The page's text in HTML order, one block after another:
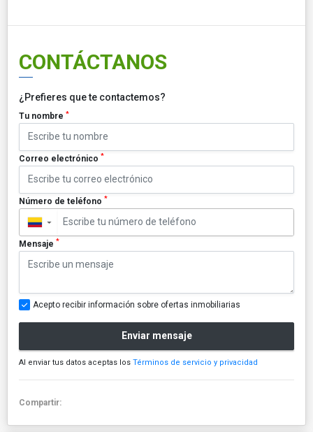
CONTÁCTANOS
¿Prefieres que te contactemos?
Tu nombre *
Correo electrónico *
Número de teléfono *
▼
Mensaje *
Acepto recibir información sobre ofertas inmobiliarias
Enviar mensaje
Al enviar tus datos aceptas los Términos de servicio y privacidad
Compartir: